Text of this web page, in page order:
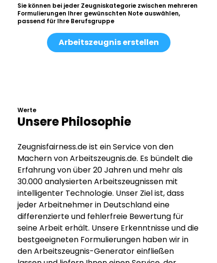
Sie können bei jeder Zeugniskategorie zwischen mehreren
Formulierungen Ihrer gewünschten Note auswählen,
passend für Ihre Berufsgruppe
Arbeitszeugnis erstellen
Werte
Unsere Philosophie
Zeugnisfairness.de ist ein Service von den
Machern von Arbeitszeugnis.de. Es bündelt die
Erfahrung von über 20 Jahren und mehr als
30.000 analysierten Arbeitszeugnissen mit
intelligenter Technologie. Unser Ziel ist, dass
jeder Arbeitnehmer in Deutschland eine
differenzierte und fehlerfreie Bewertung für
seine Arbeit erhält. Unsere Erkenntnisse und die
bestgeeigneten Formulierungen haben wir in
den Arbeitszeugnis-Generator einfließen